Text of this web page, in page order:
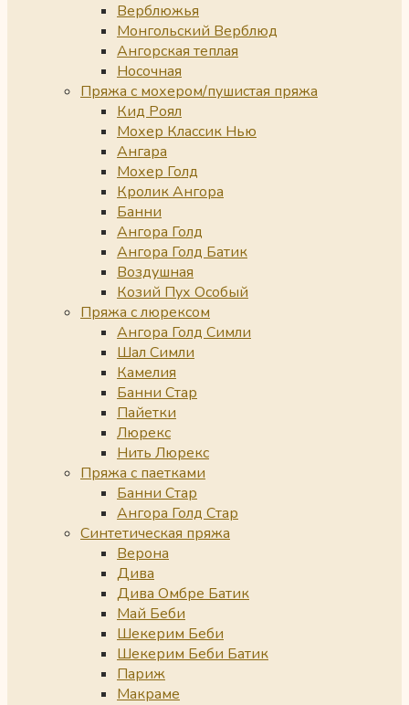
Верблюжья
Монгольский Верблюд
Ангорская теплая
Носочная
Пряжа с мохером/пушистая пряжа
Кид Роял
Мохер Классик Нью
Ангара
Мохер Голд
Кролик Ангора
Банни
Ангора Голд
Ангора Голд Батик
Воздушная
Козий Пух Особый
Пряжа с люрексом
Ангора Голд Симли
Шал Симли
Камелия
Банни Стар
Пайетки
Люрекс
Нить Люрекс
Пряжа с паетками
Банни Стар
Ангора Голд Стар
Синтетическая пряжа
Верона
Дива
Дива Омбре Батик
Май Беби
Шекерим Беби
Шекерим Беби Батик
Париж
Макраме